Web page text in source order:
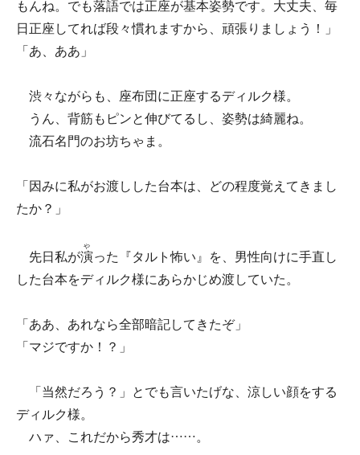
もんね。でも落語では正座が基本姿勢です。大丈夫、毎
日正座してれば段々慣れますから、頑張りましょう！」
「あ、ああ」
渋々ながらも、座布団に正座するディルク様。
うん、背筋もピンと伸びてるし、姿勢は綺麗ね。
流石名門のお坊ちゃま。
「因みに私がお渡しした台本は、どの程度覚えてきまし
たか？」
先日私が演
や
った『タルト怖い』を、男性向けに手直し
した台本をディルク様にあらかじめ渡していた。
「ああ、あれなら全部暗記してきたぞ」
「マジですか！？」
「当然だろう？」とでも言いたげな、涼しい顔をする
ディルク様。
ハァ、これだから秀才は……。